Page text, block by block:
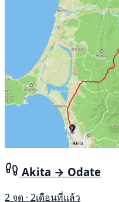
Akita → Odate
2 จุด · 2เดือนที่แล้ว